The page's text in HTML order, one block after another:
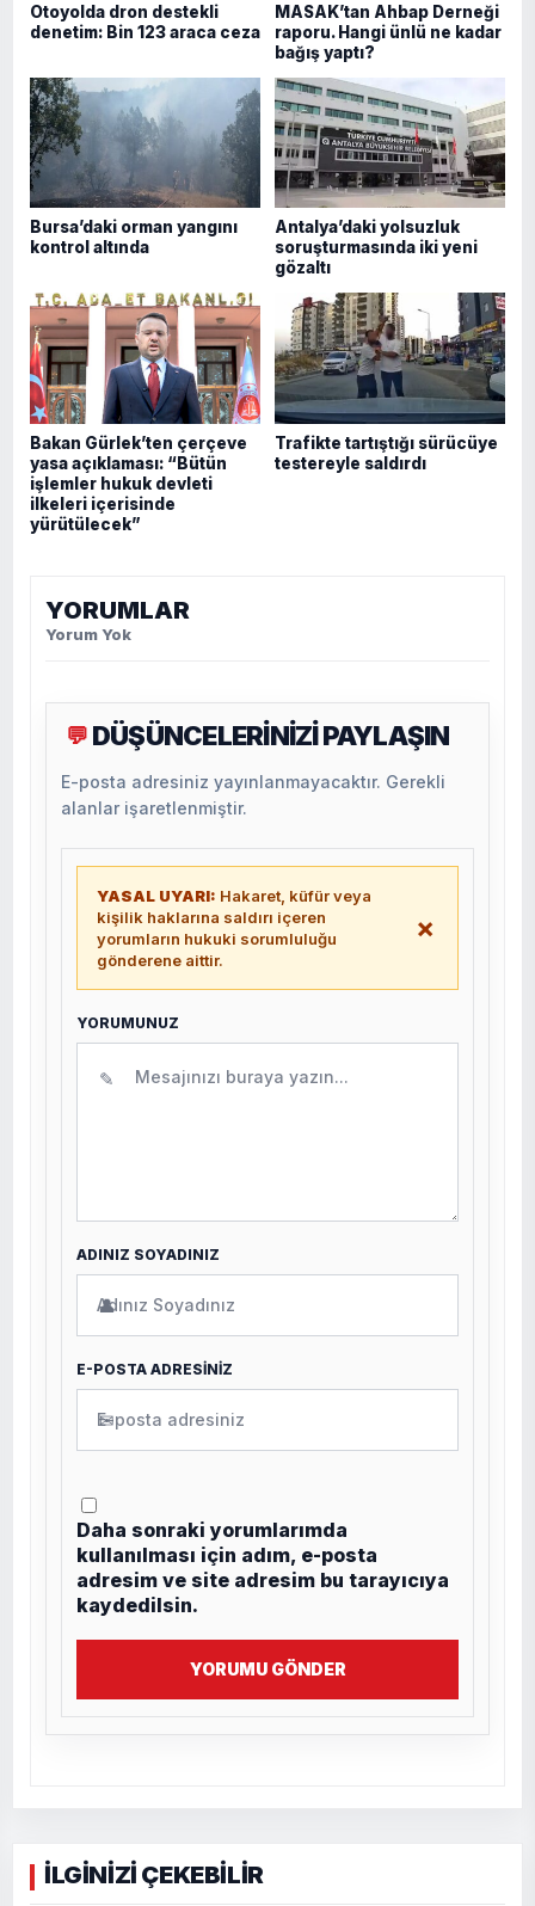
Otoyolda dron destekli
denetim: Bin 123 araca ceza
MASAK’tan Ahbap Derneği
raporu. Hangi ünlü ne kadar
bağış yaptı?
Bursa’daki orman yangını
kontrol altında
Antalya’daki yolsuzluk
soruşturmasında iki yeni
gözaltı
Bakan Gürlek’ten çerçeve
yasa açıklaması: “Bütün
işlemler hukuk devleti
ilkeleri içerisinde
yürütülecek”
Trafikte tartıştığı sürücüye
testereyle saldırdı
YORUMLAR
Yorum Yok
💬 DÜŞÜNCELERİNİZİ PAYLAŞIN
E-posta adresiniz yayınlanmayacaktır. Gerekli
alanlar işaretlenmiştir.
YASAL UYARI: Hakaret, küfür veya
kişilik haklarına saldırı içeren
yorumların hukuki sorumluluğu
gönderene aittir.
×
YORUMUNUZ
✎
ADINIZ SOYADINIZ
👤
E-POSTA ADRESİNİZ
✉
Daha sonraki yorumlarımda
kullanılması için adım, e-posta
adresim ve site adresim bu tarayıcıya
kaydedilsin.
YORUMU GÖNDER
İLGİNİZİ ÇEKEBİLİR